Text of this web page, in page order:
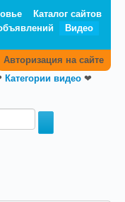
Каталог сайтов
Видео
Авторизация на сайте
Категории видео ❤